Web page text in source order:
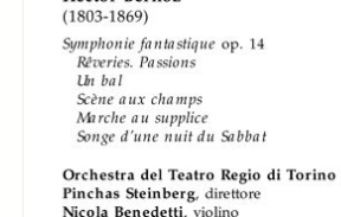
Orchestra del
Teatro Regio
Torino diretta da